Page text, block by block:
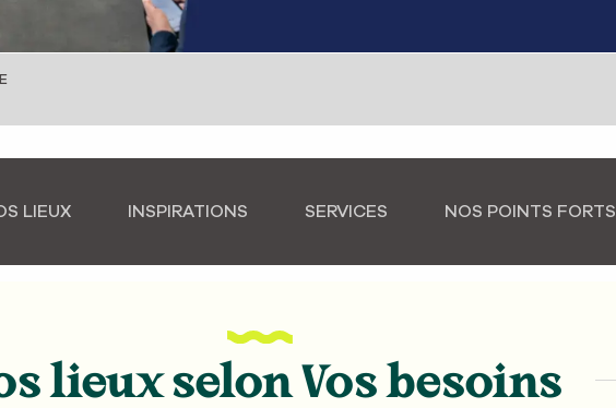
LIEUX INSPIRATIONS SERVICES NOS POINTS FORTS
lieux selon Vos besoins